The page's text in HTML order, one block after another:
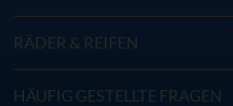
RÄDER & REIFEN
HÄUFIG GESTELLTE FRAGEN